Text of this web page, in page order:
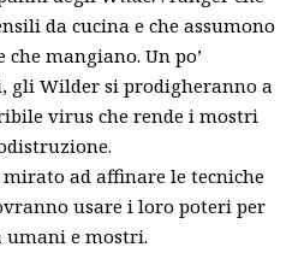
da cucina e che assumono
mangiano. Un po’
gli Wilder si prodigheranno a
virus che rende i mostri
ad affinare le tecniche
usare i loro poteri per
e mostri.